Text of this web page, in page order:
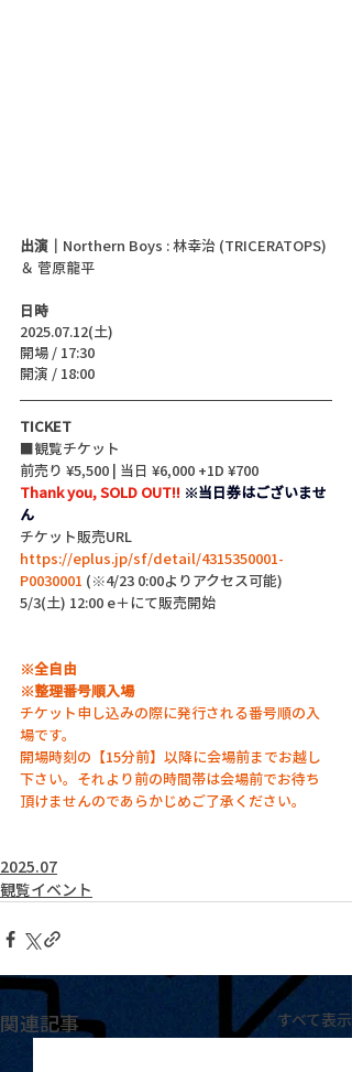
出演｜ Northern Boys : 林幸治 (TRICERATOPS)
＆ 菅原龍平
日時
2025.07.12(土)
開場 / 17:30
開演 / 18:00
TICKET
■観覧チケット
前売り ¥5,500 | 当日 ¥6,000 +1D ¥700
Thank you, SOLD OUT!! ※当日券はございませ
ん
チケット販売URL
https://eplus.jp/sf/detail/4315350001-
P0030001 (※4/23 0:00よりアクセス可能)
5/3(土) 12:00 e＋にて販売開始
※全自由
※整理番号順入場
チケット申し込みの際に発行される番号順の入
場です。
開場時刻の【15分前】以降に会場前までお越し
下さい。それより前の時間帯は会場前でお待ち
頂けませんのであらかじめご了承ください。
2025.07
観覧イベント
関連記事 すべて表示